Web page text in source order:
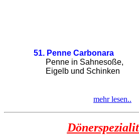
51. Penne Carbonara
Penne in Sahnesoße,
Eigelb und Schinken
mehr lesen..